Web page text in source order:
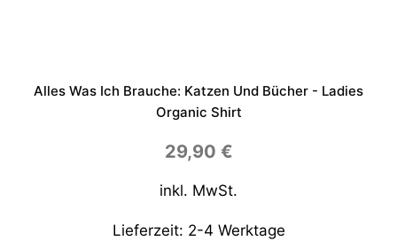
Alles Was Ich Brauche: Katzen Und Bücher - Ladies
Organic Shirt
29,90 €
inkl. MwSt.
Lieferzeit: 2-4 Werktage